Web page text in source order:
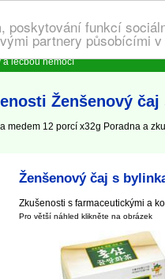
poskytování funkcí
partnery působícími
léčbou nemocí
Ženšenový
medem 12 porcí x32g Poradna a
Ženšenový čaj s
Zkušenosti s farmaceutickými a
Pro větší náhled klikněte na obrázek